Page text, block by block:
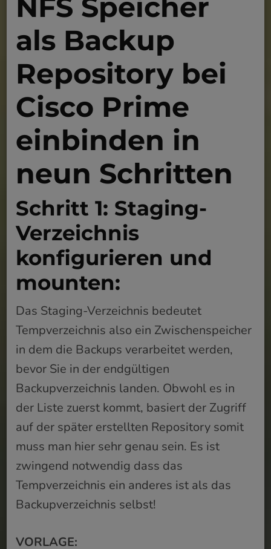
NFS Speicher
als Backup
Repository bei
Cisco Prime
einbinden in
neun Schritten
Schritt 1: Staging-
Verzeichnis
konfigurieren und
mounten:
Das Staging-Verzeichnis bedeutet
Tempverzeichnis also ein Zwischenspeicher
in dem die Backups verarbeitet werden,
bevor Sie in der endgültigen
Backupverzeichnis landen. Obwohl es in
der Liste zuerst kommt, basiert der Zugriff
auf der später erstellten Repository somit
muss man hier sehr genau sein. Es ist
zwingend notwendig dass das
Tempverzeichnis ein anderes ist als das
Backupverzeichnis selbst!
VORLAGE: